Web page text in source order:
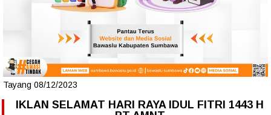
Tayang 08/12/2023
IKLAN SELAMAT HARI RAYA IDUL FITRI 1443 H